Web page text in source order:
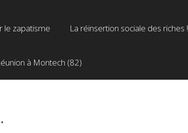
le zapatisme La réinsertion sociale des riches !
à Montech (82)